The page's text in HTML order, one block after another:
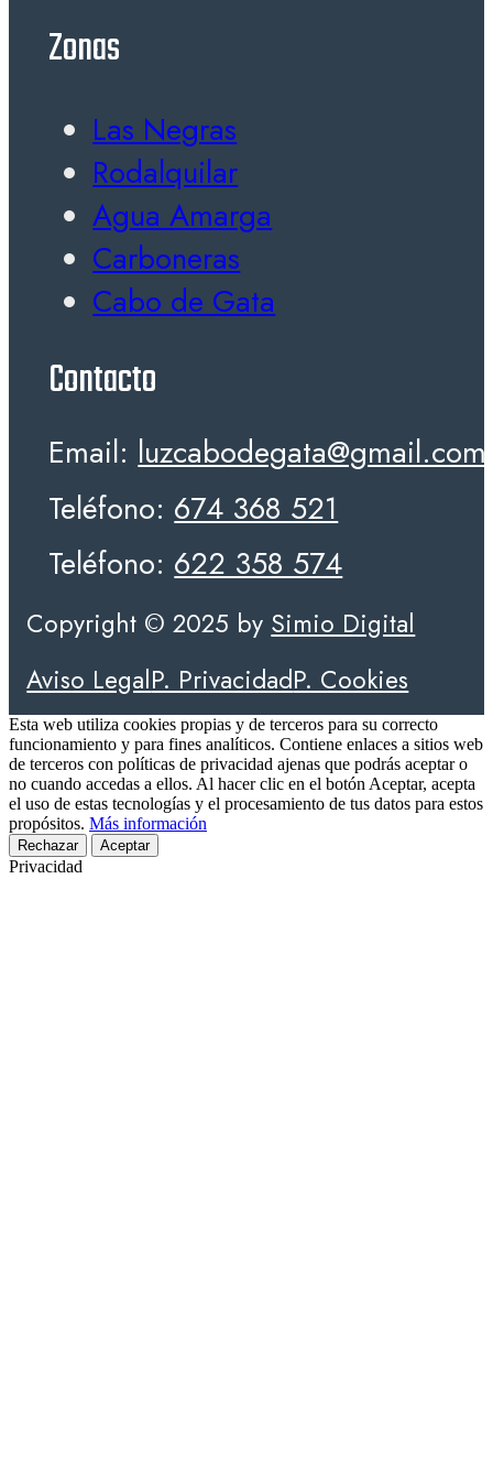
Zonas
Las Negras
Rodalquilar
Agua Amarga
Carboneras
Cabo de Gata
Contacto
Email: luzcabodegata@gmail.com
Teléfono: 674 368 521
Teléfono: 622 358 574
Copyright © 2025 by Simio Digital
Aviso LegalP. PrivacidadP. Cookies
Esta web utiliza cookies propias y de terceros para su correcto
funcionamiento y para fines analíticos. Contiene enlaces a sitios web
de terceros con políticas de privacidad ajenas que podrás aceptar o
no cuando accedas a ellos. Al hacer clic en el botón Aceptar, acepta
el uso de estas tecnologías y el procesamiento de tus datos para estos
propósitos. Más información
Rechazar Aceptar
Privacidad